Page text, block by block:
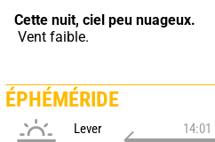
Cette nuit, ciel peu nuageux.
Vent faible.
ÉPHÉMÉRIDE
Lever
14:01